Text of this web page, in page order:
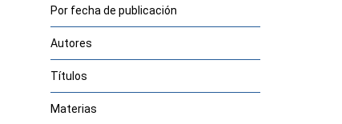
Por fecha de publicación
Autores
Títulos
Materias